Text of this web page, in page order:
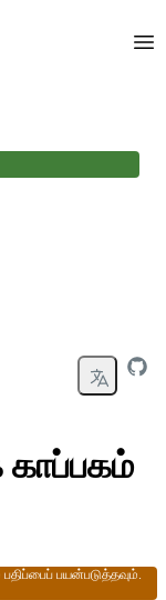
காப்பகம்
பயன்படுத்தவும்.